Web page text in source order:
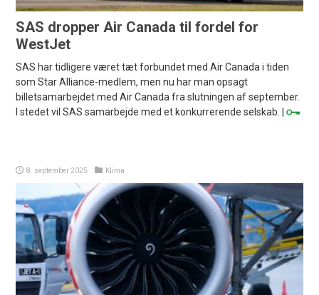
SAS dropper Air Canada til fordel for
WestJet
SAS har tidligere været tæt forbundet med Air Canada i tiden
som Star Alliance-medlem, men nu har man opsagt
billetsamarbejdet med Air Canada fra slutningen af september.
I stedet vil SAS samarbejde med et konkurrerende selskab. |
8. september 2025 Klima